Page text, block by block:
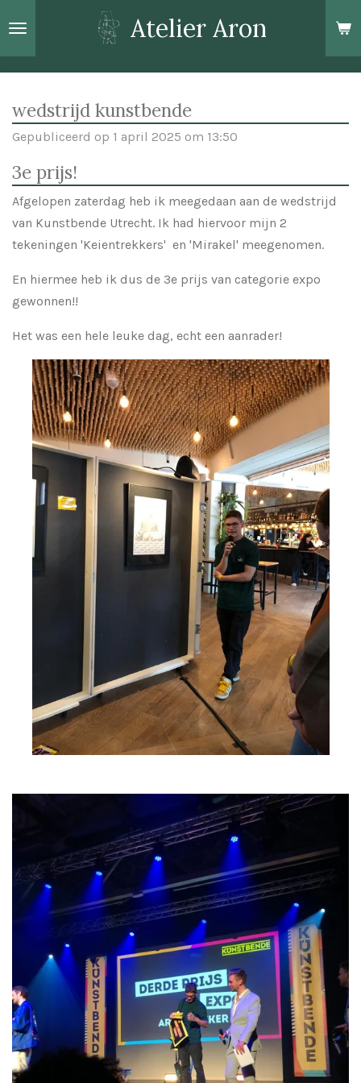
hoofdinhoud
Atelier Aron
wedstrijd kunstbende
Gepubliceerd op 1 april 2025 om 13:50
3e prijs!
Afgelopen zaterdag heb ik meegedaan aan de wedstrijd
van Kunstbende Utrecht. Ik had hiervoor mijn 2
tekeningen 'Keientrekkers' en 'Mirakel' meegenomen.
En hiermee heb ik dus de 3e prijs van categorie expo
gewonnen!!
Het was een hele leuke dag, echt een aanrader!